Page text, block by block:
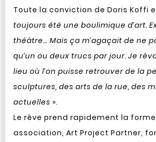
Toute la conviction de Doris Koffi
toujours été une boulimique d’art.
théâtre… Mais ça m’agaçait de ne
qu’un ou deux trucs par jour. Je
lieu où l’on puisse retrouver de la
sculptures, des arts de la rue, des
actuelles ».
Le rêve prend rapidement la forme
association, Art Project Partner,